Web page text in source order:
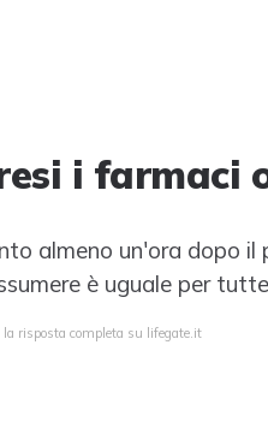
i farmaci
almeno un'ora dopo
è uguale per
risposta completa su lifegate.it